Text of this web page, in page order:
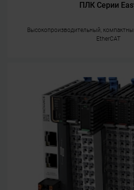
ПЛК Cерии
Высокопроизводительный,
EtherCAT